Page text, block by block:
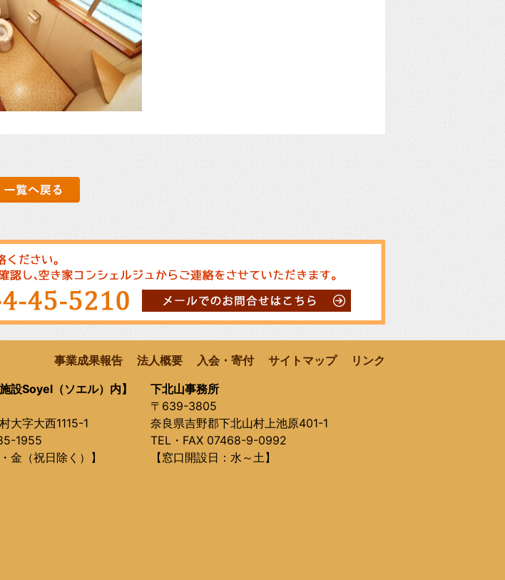
事業成果報告 法人概要 入会・寄付 サイトマップ
リンク
設Soyel（ソエル）内】
大字大西1115-1
1955
金（祝日除く）】
下北山事務所
〒639-3805
奈良県吉野郡下北山村上池原401-1
TEL・FAX 07468-9-0992
【窓口開設日：水～土】